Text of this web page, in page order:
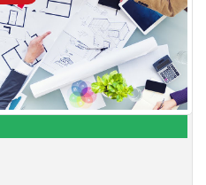
VIỆT
Trọng Tuệ, Thanh Trì, Hà